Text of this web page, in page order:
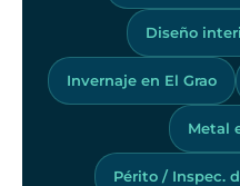
Diseño
Invernaje en El Grao
Metal
Périto / Inspec.